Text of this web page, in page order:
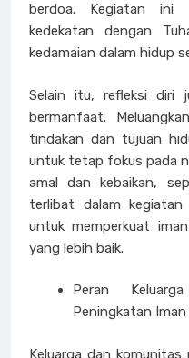
berdoa. Kegiatan ini
kedekatan dengan
kedamaian dalam hidup
Selain itu, refleksi diri
bermanfaat.
tindakan dan tujuan
untuk tetap fokus pada
amal dan kebaikan,
terlibat dalam
untuk memperkuat
yang lebih baik.
Peran
Peningkatan Iman
Keluarga dan